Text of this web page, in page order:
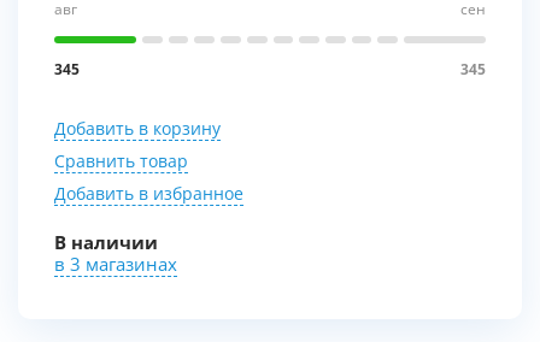
авг
345
сен
345
Добавить в корзину
Сравнить товар
Добавить в избранное
В наличии
в 3 магазинах